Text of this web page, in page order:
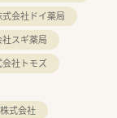
式会社ドイ薬局
スギ薬局
会社トモズ
式会社